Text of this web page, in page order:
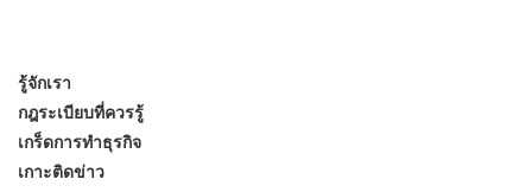
รู้จักเรา
กฎระเบียบที่ควรรู้
เกร็ดการทำธุรกิจ
เกาะติดข่าว